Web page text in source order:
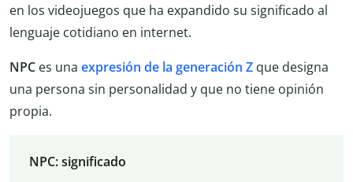
en los videojuegos que ha expandido su significado al
lenguaje cotidiano en internet.
NPC es una expresión de la generación Z que designa
una persona sin personalidad y que no tiene opinión
propia.
NPC: significado